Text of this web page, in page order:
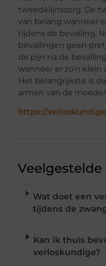
tweedelijnszorg. De
van belang wanneer
tijdens de bevalling.
bevallingen geen
de pijn na de
wanneer er zo’n
Het belangrijkste is
armen van de
https://
Veelgestelde
Wat doet een
tijdens de
Kan ik thuis
verloskundige?